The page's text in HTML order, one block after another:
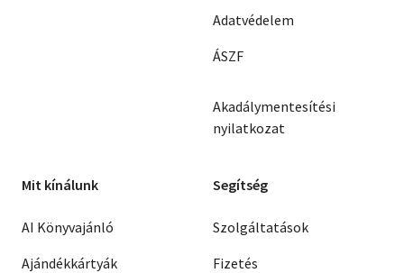
Adatvédelem
ÁSZF
Akadálymentesítési
nyilatkozat
Mit kínálunk
AI Könyvajánló
Ajándékkártyák
Segítség
Szolgáltatások
Fizetés